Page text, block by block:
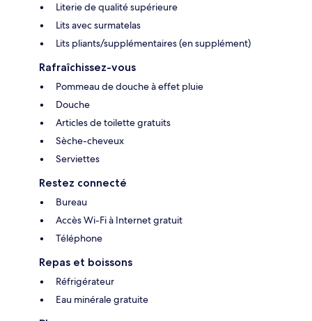
Literie de qualité supérieure
Lits avec surmatelas
Lits pliants/supplémentaires (en supplément)
Rafraîchissez-vous
Pommeau de douche à effet pluie
Douche
Articles de toilette gratuits
Sèche-cheveux
Serviettes
Restez connecté
Bureau
Accès Wi-Fi à Internet gratuit
Téléphone
Repas et boissons
Réfrigérateur
Eau minérale gratuite